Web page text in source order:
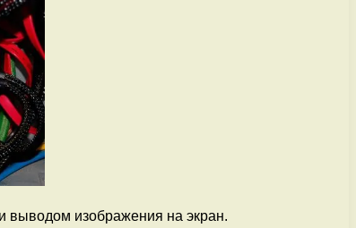
выводом изображения на экран.